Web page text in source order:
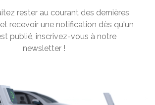
300E
id="45299"]
km
rester au courant des dernières
recevoir une notification dès qu'un
publié, inscrivez-vous à notre
newsletter !